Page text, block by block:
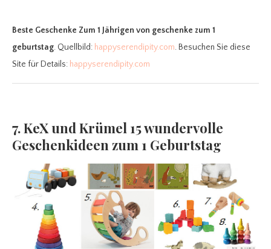
Beste Geschenke Zum 1 Jährigen von geschenke zum 1
geburtstag. Quellbild: happyserendipity.com. Besuchen Sie diese
Site für Details: happyserendipity.com
7. KeX und Krümel 15 wundervolle
Geschenkideen zum 1 Geburtstag